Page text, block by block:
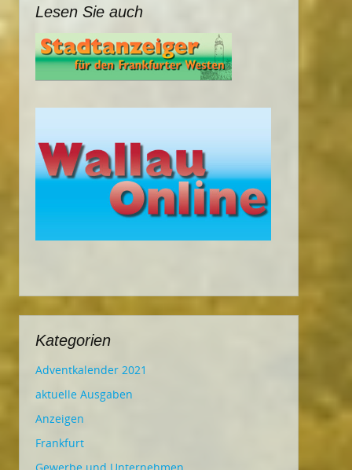
Lesen Sie auch
Kategorien
Adventkalender 2021
aktuelle Ausgaben
Anzeigen
Frankfurt
Gewerbe und Unternehmen